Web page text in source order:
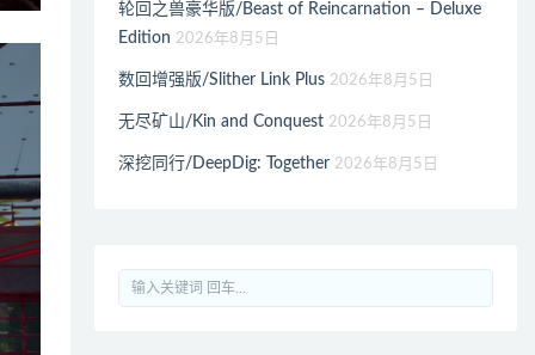
轮回之兽豪华版/Beast of Reincarnation – Deluxe
Edition 2026年8月5日
数回增强版/Slither Link Plus 2026年8月5日
无尽矿山/Kin and Conquest 2026年8月5日
深挖同行/DeepDig: Together 2026年8月5日